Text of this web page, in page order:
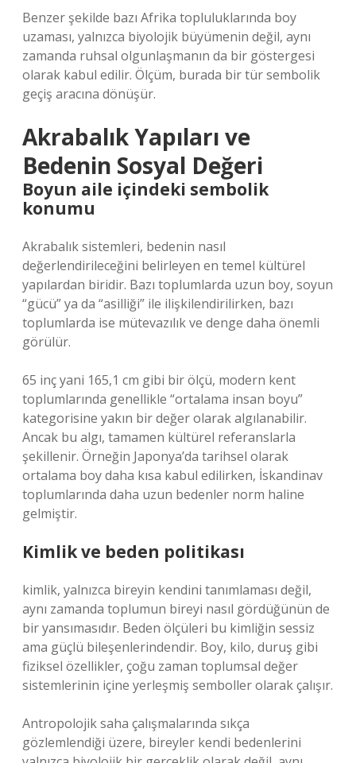
Benzer şekilde bazı Afrika topluluklarında boy
uzaması, yalnızca biyolojik büyümenin değil, aynı
zamanda ruhsal olgunlaşmanın da bir göstergesi
olarak kabul edilir. Ölçüm, burada bir tür sembolik
geçiş aracına dönüşür.
Akrabalık Yapıları ve
Bedenin Sosyal Değeri
Boyun aile içindeki sembolik
konumu
Akrabalık sistemleri, bedenin nasıl
değerlendirileceğini belirleyen en temel kültürel
yapılardan biridir. Bazı toplumlarda uzun boy, soyun
“gücü” ya da “asilliği” ile ilişkilendirilirken, bazı
toplumlarda ise mütevazılık ve denge daha önemli
görülür.
65 inç yani 165,1 cm gibi bir ölçü, modern kent
toplumlarında genellikle “ortalama insan boyu”
kategorisine yakın bir değer olarak algılanabilir.
Ancak bu algı, tamamen kültürel referanslarla
şekillenir. Örneğin Japonya’da tarihsel olarak
ortalama boy daha kısa kabul edilirken, İskandinav
toplumlarında daha uzun bedenler norm haline
gelmiştir.
Kimlik ve beden politikası
kimlik, yalnızca bireyin kendini tanımlaması değil,
aynı zamanda toplumun bireyi nasıl gördüğünün de
bir yansımasıdır. Beden ölçüleri bu kimliğin sessiz
ama güçlü bileşenlerindendir. Boy, kilo, duruş gibi
fiziksel özellikler, çoğu zaman toplumsal değer
sistemlerinin içine yerleşmiş semboller olarak çalışır.
Antropolojik saha çalışmalarında sıkça
gözlemlendiği üzere, bireyler kendi bedenlerini